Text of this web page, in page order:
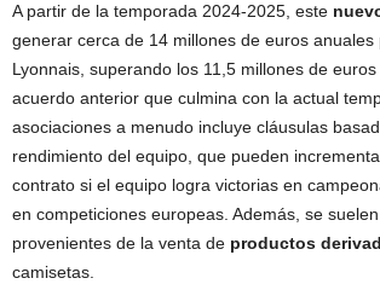
A partir de la temporada 2024-2025, este
generar cerca de 14 millones de euros anuales
Lyonnais, superando los 11,5 millones de
acuerdo anterior que culmina con la actual
asociaciones a menudo incluye cláusulas
rendimiento del equipo, que pueden
contrato si el equipo logra victorias en
en competiciones europeas. Además, se
provenientes de la venta de productos
camisetas.